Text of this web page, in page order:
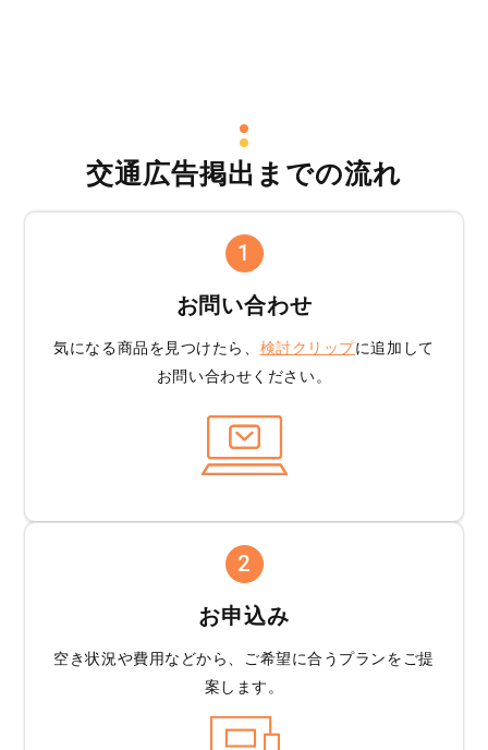
交通広告掲出までの流れ
1
お問い合わせ
気になる商品を見つけたら、 検討クリップに追加して
お問い合わせください。
2
お申込み
空き状況や費用などから、 ご希望に合うプランを ご提
案します。